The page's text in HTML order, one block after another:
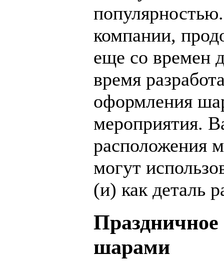
компании,
еще со времен
время
оформления
мероприятия.
расположения
могут
(и) как деталь
шарами